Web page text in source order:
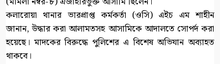
কলারোয়া থানার ভারপ্রাপ্ত কর্মকর্তা (ওসি) এইচ এম শাহীন
জানান, উদ্ধার করা আলামতসহ আসামিকে আদালতে সোপর্দ করা
হয়েছে। মাদকের বিরুদ্ধে পুলিশের এ বিশেষ অভিযান অব্যাহত
থাকবে।